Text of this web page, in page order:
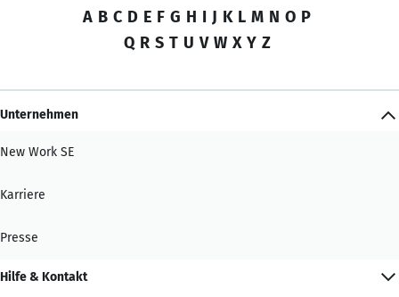
A B C D E F G H I J K L M N O P
Q R S T U V W X Y Z
Unternehmen
New Work SE
Karriere
Presse
Hilfe & Kontakt